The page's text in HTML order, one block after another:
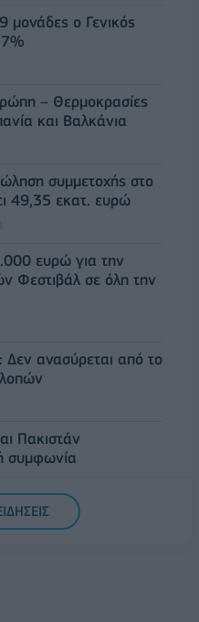
μονάδες ο Γενικός
– Θερμοκρασίες
και Βαλκάνια
συμμετοχής στο
49,35 εκατ. ευρώ
ευρώ για την
Φεστιβάλ σε όλη την
ανασύρεται από το
Πακιστάν
συμφωνία